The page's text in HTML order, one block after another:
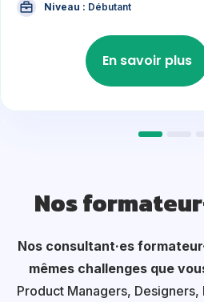
Niveau : Débutant
En savoir plus
Nos
Nos consultant·es
mêmes challenges que
Product Managers,